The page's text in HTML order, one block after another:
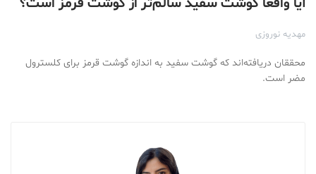
مهدیه نوروزی
محققان دریافته‌اند که گوشت سفید به اندازه گوشت قرمز برای کلسترول
مضر است.